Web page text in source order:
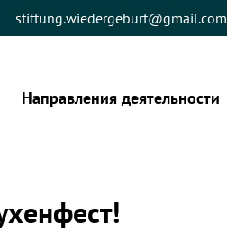
stiftung.wiedergeburt@gmail.com
Направления деятельности